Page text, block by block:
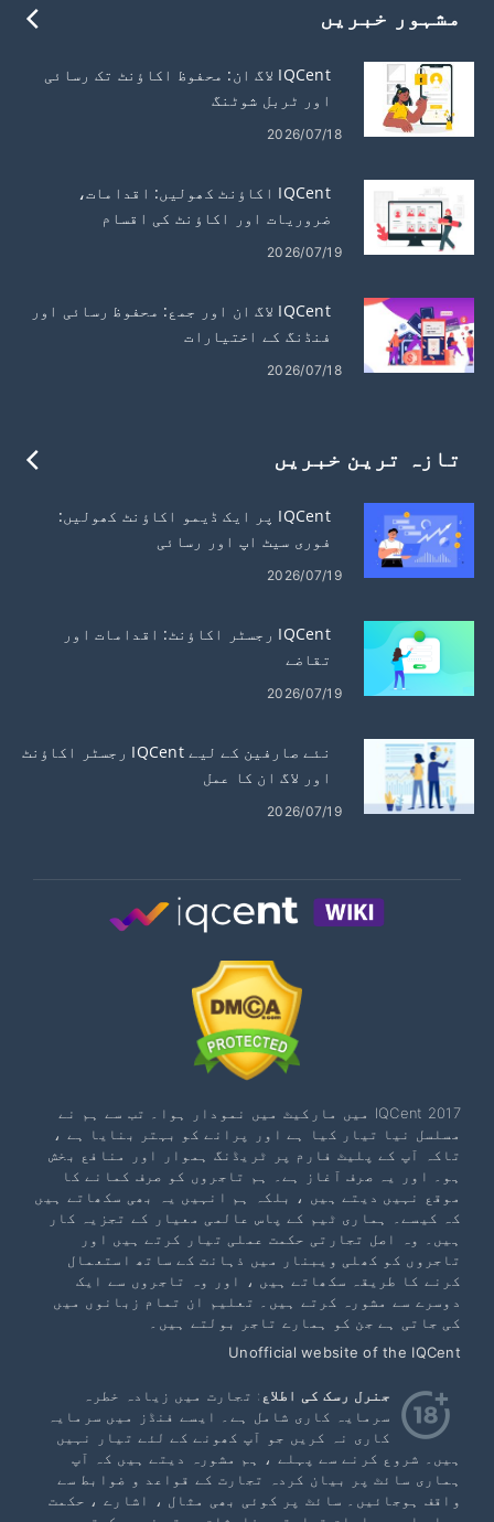
مشہور خبریں
IQCent لاگ ان: محفوظ اکاؤنٹ تک رسائی
اور ٹربل شوٹنگ
2026/07/18
IQCent اکاؤنٹ کھولیں: اقدامات،
ضروریات اور اکاؤنٹ کی اقسام
2026/07/19
IQCent لاگ ان اور جمع: محفوظ رسائی اور
فنڈنگ ​​کے اختیارات
2026/07/18
تازہ ترین خبریں
IQCent پر ایک ڈیمو اکاؤنٹ کھولیں:
فوری سیٹ اپ اور رسائی
2026/07/19
IQCent رجسٹر اکاؤنٹ: اقدامات اور
تقاضے
2026/07/19
نئے صارفین کے لیے IQCent رجسٹر اکاؤنٹ
اور لاگ ان کا عمل
2026/07/19
IQCent 2017 میں مارکیٹ میں نمودار ہوا۔ تب سے ہم نے
مسلسل نیا تیار کیا ہے اور پرانے کو بہتر بنایا ہے ،
تاکہ آپ کے پلیٹ فارم پر ٹریڈنگ ہموار اور منافع بخش
ہو۔ اور یہ صرف آغاز ہے۔ ہم تاجروں کو صرف کمانے کا
موقع نہیں دیتے ہیں ، بلکہ ہم انہیں یہ بھی سکھاتے ہیں
کہ کیسے۔ ہماری ٹیم کے پاس عالمی معیار کے تجزیہ کار
ہیں۔ وہ اصل تجارتی حکمت عملی تیار کرتے ہیں اور
تاجروں کو کھلی ویبنار میں ذہانت کے ساتھ استعمال
کرنے کا طریقہ سکھاتے ہیں ، اور وہ تاجروں سے ایک
دوسرے سے مشورہ کرتے ہیں۔ تعلیم ان تمام زبانوں میں
کی جاتی ہے جن کو ہمارے تاجر بولتے ہیں۔
Unofficial website of the IQCent
جنرل رسک کی اطلاع : تجارت میں زیادہ خطرہ
سرمایہ کاری شامل ہے۔ ایسے فنڈز میں سرمایہ
کاری نہ کریں جو آپ کھونے کے لئے تیار نہیں
ہیں۔ شروع کرنے سے پہلے ، ہم مشورہ دیتے ہیں کہ آپ
ہماری سائٹ پر بیان کردہ تجارت کے قواعد و ضوابط سے
واقف ہوجائیں۔ سائٹ پر کوئی بھی مثال ، اشارے ، حکمت